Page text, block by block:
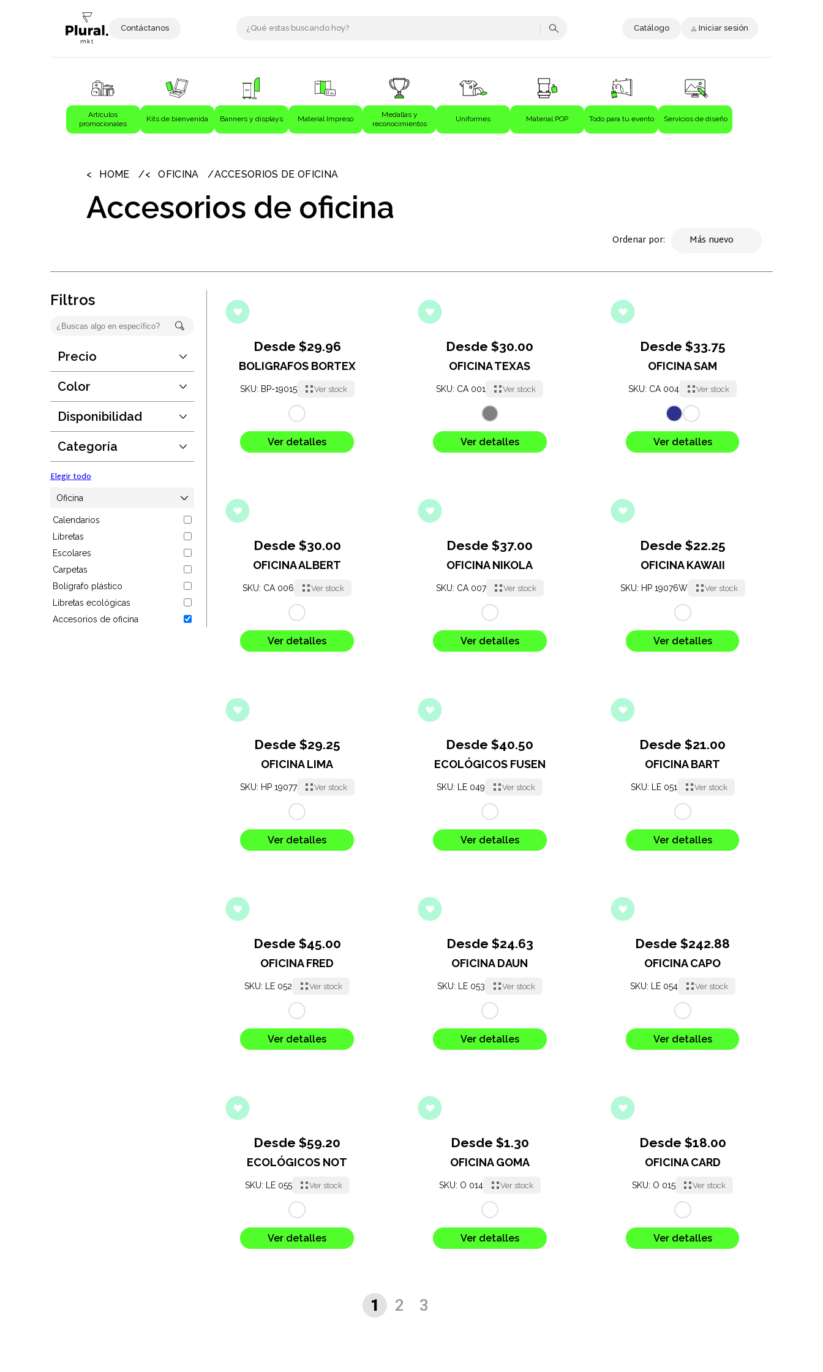
Contáctanos Catálogo Iniciar sesión
Artículos
promocionales
Kits de bienvenida Banners y displays Material Impreso
Medallas y
reconocimientos
Uniformes Material POP Todo para tu evento Servicios de diseño
Bolígrafos
Ecológicos
Regalos corporativos
Llaveros
Antiestrés
Herramientas
Hogar
Salud y cuidado
Targus
Entretenimiento
Mascotas
HOME OFICINA ACCESORIOS DE OFICINA
Accesorios de oficina
Ordenar por:
Filtros
Precio
Hasta:$348
Color
Elegir todo
Disponibilidad
Hasta:190889
Guardar
Categoría
Elegir todo
Oficina
Calendarios
Libretas
Escolares
Carpetas
Bolígrafo plástico
Libretas ecológicas
Accesorios de oficina
Desde $29.96
BOLIGRAFOS BORTEX
SKU: BP-19015 Ver stock
Ver detalles
Desde $30.00
OFICINA TEXAS
SKU: CA 001 Ver stock
Ver detalles
Desde $33.75
OFICINA SAM
SKU: CA 004 Ver stock
Ver detalles
Desde $30.00
OFICINA ALBERT
SKU: CA 006 Ver stock
Ver detalles
Desde $37.00
OFICINA NIKOLA
SKU: CA 007 Ver stock
Ver detalles
Desde $22.25
OFICINA KAWAII
SKU: HP 19076W Ver stock
Ver detalles
Desde $29.25
OFICINA LIMA
SKU: HP 19077 Ver stock
Ver detalles
Desde $40.50
ECOLÓGICOS FUSEN
SKU: LE 049 Ver stock
Ver detalles
Desde $21.00
OFICINA BART
SKU: LE 051 Ver stock
Ver detalles
Desde $45.00
OFICINA FRED
SKU: LE 052 Ver stock
Ver detalles
Desde $24.63
OFICINA DAUN
SKU: LE 053 Ver stock
Ver detalles
Desde $242.88
OFICINA CAPO
SKU: LE 054 Ver stock
Ver detalles
Desde $59.20
ECOLÓGICOS NOT
SKU: LE 055 Ver stock
Ver detalles
Desde $1.30
OFICINA GOMA
SKU: O 014 Ver stock
Ver detalles
Desde $18.00
OFICINA CARD
SKU: O 015 Ver stock
Ver detalles
1 2 3